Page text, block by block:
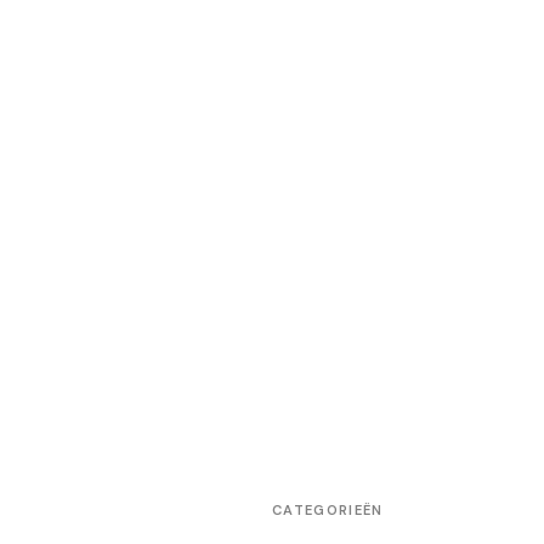
CATEGORIEËN